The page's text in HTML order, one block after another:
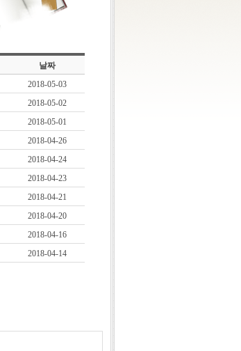
날짜
2018-05-03
2018-05-02
2018-05-01
2018-04-26
2018-04-24
2018-04-23
2018-04-21
2018-04-20
2018-04-16
2018-04-14